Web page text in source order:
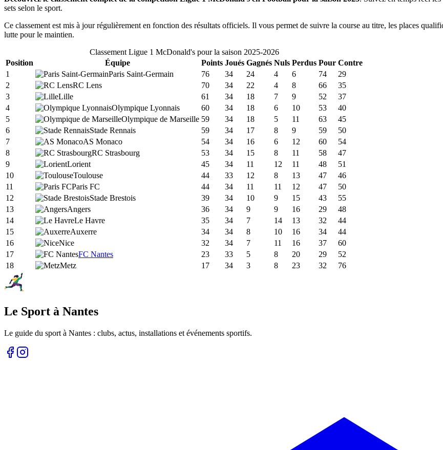
sets selon le sport.
Ce classement est mis à jour régulièrement en fonction des résultats officiels. Il vous permet de suivre la course au titre, les places
lutte pour le maintien.
Classement Ligue 1 McDonald'spour la saison 2025-2026
Position
Équipe Points Joués Gagnés Nuls Perdus Pour Contre
1
Paris Saint-Germain 76 34 24 4 6 74
29
2
RC Lens 70 34 22 4 8 66
35
3
Lille 61 34 18 7 9 52
37
4
Olympique Lyonnais 60 34 18 6 10 53
40
5
Olympique de Marseille 59 34 18 5 11 63
45
6
Stade Rennais 59 34 17 8 9 59
50
7
AS Monaco 54 34 16 6 12 60
54
8
RC Strasbourg 53 34 15 8 11 58
47
9
Lorient 45 34 11 12 11 48
51
10
Toulouse 44 33 12 8 13 47
46
11
Paris FC 44 34 11 11 12 47
50
12
Stade Brestois 39 34 10 9 15 43
55
13
Angers 36 34 9 9 16 29
48
14
Le Havre 35 34 7 14 13 32
44
15
Auxerre 34 34 8 10 16 34
44
16
Nice 32 34 7 11 16 37
60
17
FC Nantes 23 33 5 8 20 29
52
18
Metz 17 34 3 8 23 32 76
Le Sport à Nantes
Le guide du sport à Nantes : clubs, actus, installations et événements sportifs.